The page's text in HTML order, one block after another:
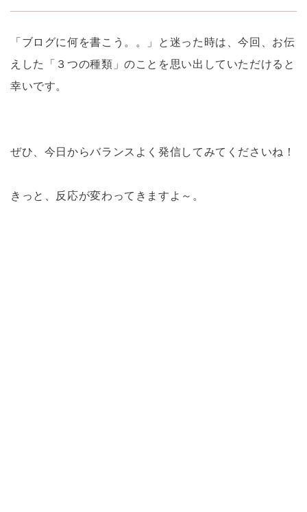
「ブログに何を書こう。。」と迷った時は、今回、お伝
えした「３つの種類」のことを思い出していただけると
幸いです。
ぜひ、今日からバランスよく発信してみてくださいね！
きっと、反応が変わってきますよ～。